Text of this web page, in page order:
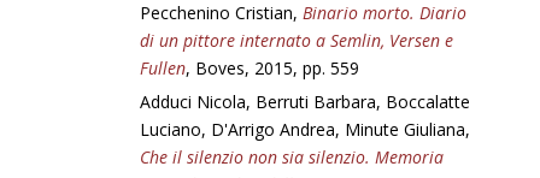
Pecchenino Cristian,Binario morto. Diario
di un pittore internato a Semlin, Versen e
Fullen, Boves, 2015, pp. 559
Adduci Nicola, Berruti Barbara, Boccalatte
Luciano, D'Arrigo Andrea, Minute Giuliana,
Che il silenzio non sia silenzio. Memoria